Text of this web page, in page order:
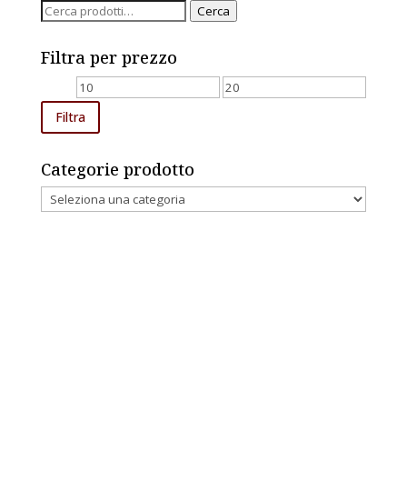
Cerca: Cerca
Filtra per prezzo
Prezzo
Min
Prezzo
Filtra
Categorie prodotto